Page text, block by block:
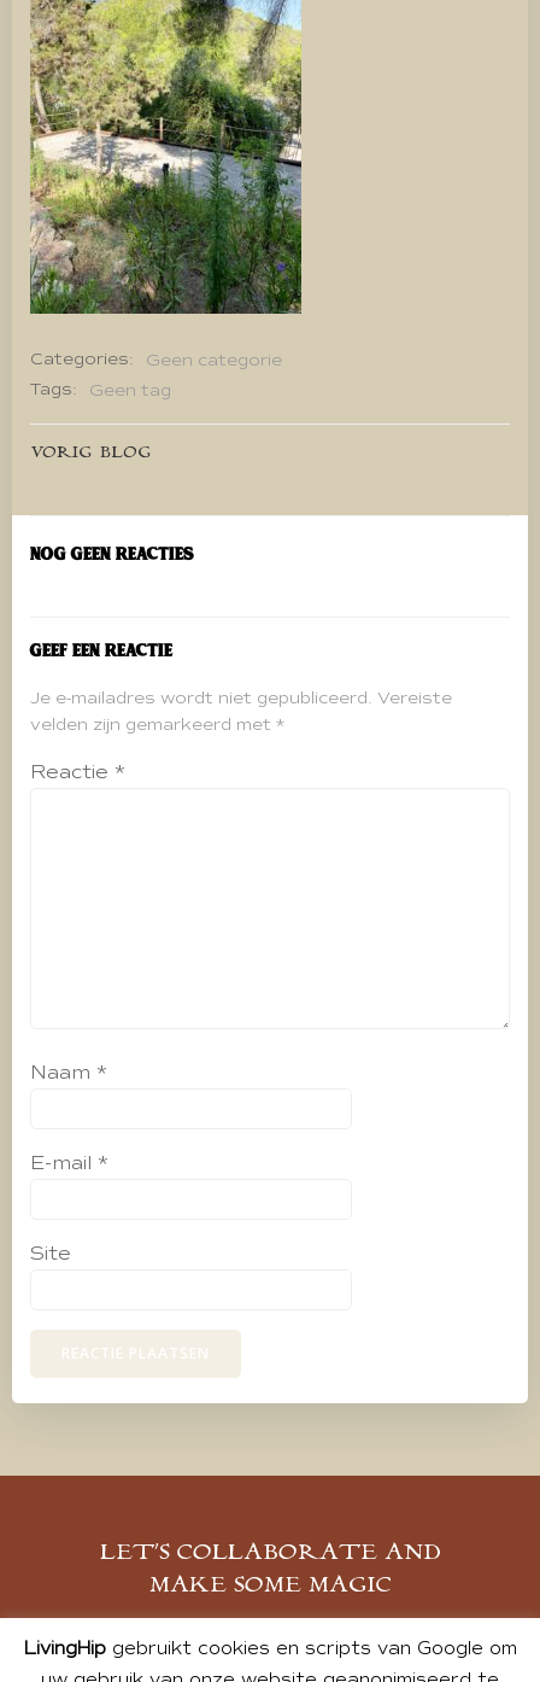
Categories:
Geen categorie
Tags:
Geen tag
Bericht
navigatie
VORIG BLOG
Nog geen reacties
Geef een reactie
Je e-mailadres wordt niet gepubliceerd. Vereiste
velden zijn gemarkeerd met *
Reactie *
Naam *
E-mail *
Site
LET’S COLLABORATE AND
MAKE SOME MAGIC
MELD JE AAN
LivingHipgebruikt cookies en scripts van Google om